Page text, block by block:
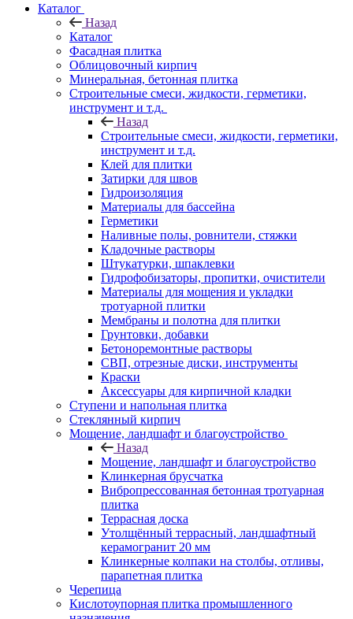
Каталог
Назад
Каталог
Фасадная плитка
Облицовочный кирпич
Минеральная, бетонная плитка
Строительные смеси, жидкости, герметики,
инструмент и т.д.
Назад
Строительные смеси, жидкости, герметики,
инструмент и т.д.
Клей для плитки
Затирки для швов
Гидроизоляция
Материалы для бассейна
Герметики
Наливные полы, ровнители, стяжки
Кладочные растворы
Штукатурки, шпаклевки
Гидрофобизаторы, пропитки, очистители
Материалы для мощения и укладки
тротуарной плитки
Мембраны и полотна для плитки
Грунтовки, добавки
Бетоноремонтные растворы
СВП, отрезные диски, инструменты
Краски
Аксессуары для кирпичной кладки
Ступени и напольная плитка
Cтеклянный кирпич
Мощение, ландшафт и благоустройство
Назад
Мощение, ландшафт и благоустройство
Клинкерная брусчатка
Вибропрессованная бетонная тротуарная
плитка
Террасная доска
Утолщённый террасный, ландшафтный
керамогранит 20 мм
Клинкерные колпаки на столбы, отливы,
парапетная плитка
Черепица
Кислотоупорная плитка промышленного